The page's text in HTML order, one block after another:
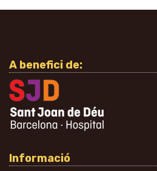
A benefici de:
Informació